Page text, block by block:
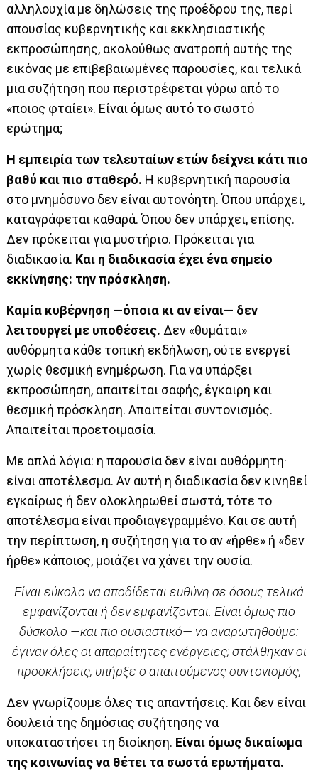
αλληλουχία με δηλώσεις της προέδρου της, περί
απουσίας κυβερνητικής και εκκλησιαστικής
εκπροσώπησης, ακολούθως ανατροπή αυτής της
εικόνας με επιβεβαιωμένες παρουσίες, και τελικά
μια συζήτηση που περιστρέφεται γύρω από το
«ποιος φταίει». Είναι όμως αυτό το σωστό
ερώτημα;
Η εμπειρία των τελευταίων ετών δείχνει κάτι πιο
βαθύ και πιο σταθερό. Η κυβερνητική παρουσία
στο μνημόσυνο δεν είναι αυτονόητη. Όπου υπάρχει,
καταγράφεται καθαρά. Όπου δεν υπάρχει, επίσης.
Δεν πρόκειται για μυστήριο. Πρόκειται για
διαδικασία. Και η διαδικασία έχει ένα σημείο
εκκίνησης: την πρόσκληση.
Καμία κυβέρνηση —όποια κι αν είναι— δεν
λειτουργεί με υποθέσεις. Δεν «θυμάται»
αυθόρμητα κάθε τοπική εκδήλωση, ούτε ενεργεί
χωρίς θεσμική ενημέρωση. Για να υπάρξει
εκπροσώπηση, απαιτείται σαφής, έγκαιρη και
θεσμική πρόσκληση. Απαιτείται συντονισμός.
Απαιτείται προετοιμασία.
Με απλά λόγια: η παρουσία δεν είναι αυθόρμητη·
είναι αποτέλεσμα. Αν αυτή η διαδικασία δεν κινηθεί
εγκαίρως ή δεν ολοκληρωθεί σωστά, τότε το
αποτέλεσμα είναι προδιαγεγραμμένο. Και σε αυτή
την περίπτωση, η συζήτηση για το αν «ήρθε» ή «δεν
ήρθε» κάποιος, μοιάζει να χάνει την ουσία.
Είναι εύκολο να αποδίδεται ευθύνη σε όσους τελικά
εμφανίζονται ή δεν εμφανίζονται. Είναι όμως πιο
δύσκολο —και πιο ουσιαστικό— να αναρωτηθούμε:
έγιναν όλες οι απαραίτητες ενέργειες; στάλθηκαν οι
προσκλήσεις; υπήρξε ο απαιτούμενος συντονισμός;
Δεν γνωρίζουμε όλες τις απαντήσεις. Και δεν είναι
δουλειά της δημόσιας συζήτησης να
υποκαταστήσει τη διοίκηση. Είναι όμως δικαίωμα
της κοινωνίας να θέτει τα σωστά ερωτήματα.